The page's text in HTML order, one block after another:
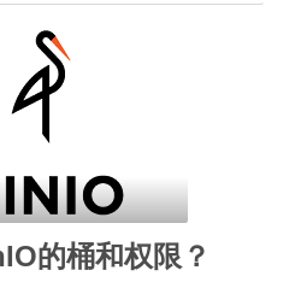
的桶和权限？